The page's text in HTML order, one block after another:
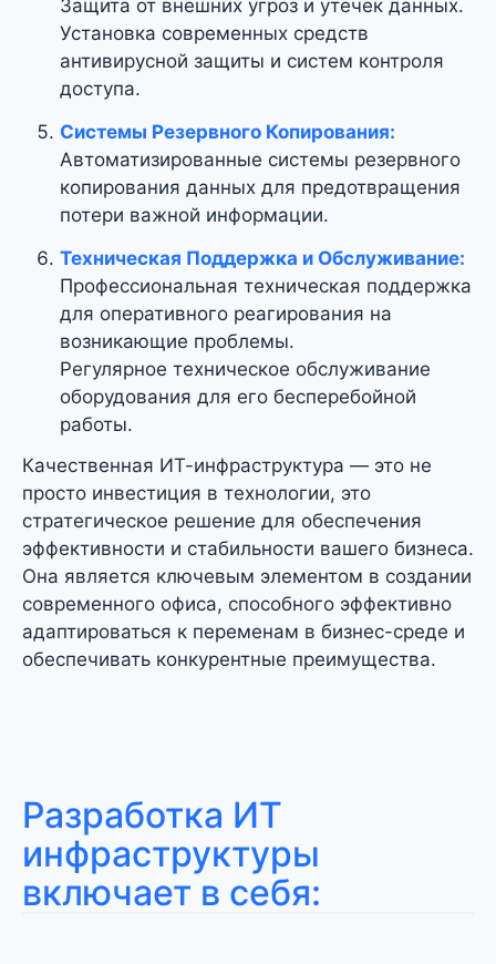
Защита от внешних угроз и утечек данных.
Установка современных средств
антивирусной защиты и систем контроля
доступа.
Системы Резервного Копирования:
Автоматизированные системы резервного
копирования данных для предотвращения
потери важной информации.
Техническая Поддержка и Обслуживание:
Профессиональная техническая поддержка
для оперативного реагирования на
возникающие проблемы.
Регулярное техническое обслуживание
оборудования для его бесперебойной
работы.
Качественная ИТ-инфраструктура — это не
просто инвестиция в технологии, это
стратегическое решение для обеспечения
эффективности и стабильности вашего бизнеса.
Она является ключевым элементом в создании
современного офиса, способного эффективно
адаптироваться к переменам в бизнес-среде и
обеспечивать конкурентные преимущества.
Разработка ИТ
инфраструктуры
включает в себя: